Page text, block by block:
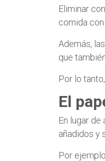
Eliminar
comida
Además,
que
Por lo
El
En lugar
añadidos y
Por